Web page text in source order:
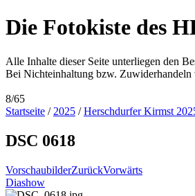
Die Fotokiste des
Alle Inhalte dieser Seite unterliegen den
Bei Nichteinhaltung bzw. Zuwiderhandeln
8/65
Startseite / 2025 /Herschdurfer Kirmst
DSC 0618
VorschaubilderZurückVorwärts
Diashow